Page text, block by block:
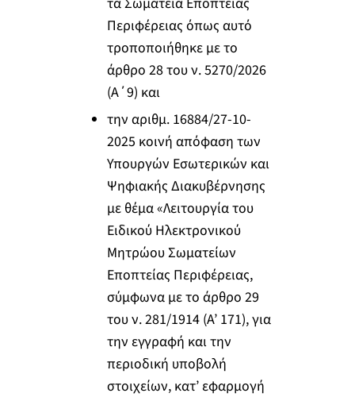
Περιφέρειας όπως αυτό
τροποποιήθηκε με το
άρθρο 28 του ν. 5270/2026
(Α΄9) και
την αριθμ. 16884/27-10-
2025 κοινή απόφαση των
Υπουργών Εσωτερικών και
Ψηφιακής Διακυβέρνησης
με θέμα «Λειτουργία του
Ειδικού Ηλεκτρονικού
Μητρώου Σωματείων
Εποπτείας Περιφέρειας,
σύμφωνα με το άρθρο 29
του ν. 281/1914 (Α’ 171), για
την εγγραφή και την
περιοδική υποβολή
στοιχείων, κατ’ εφαρμογή